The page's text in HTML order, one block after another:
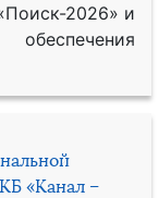
2026» и
«Канал –